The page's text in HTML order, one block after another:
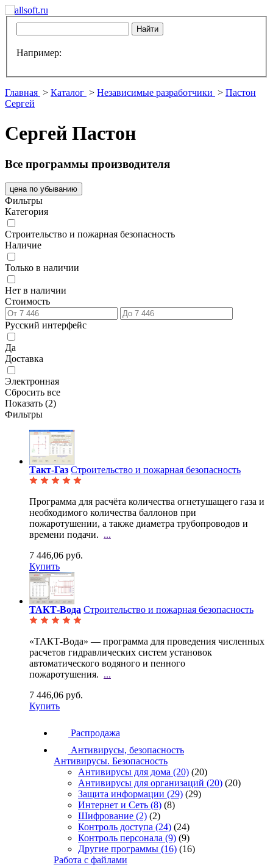
Например:
Главная > Каталог > Независимые разработчики > Пастон
Сергей
Сергей Пастон
Все программы производителя
цена по убыванию
Фильтры
Категория
Строительство и пожарная безопасность
Наличие
Только в наличии
Нет в наличии
Стоимость
Русский интерфейс
Да
Доставка
Электронная
Сбросить все
Показать (2)
Фильтры
Такт-Газ Строительство и пожарная безопасность
Программа для расчёта количества огнетушащего газа и
необходимого количества баллонов при
пожаротушении, а также диаметра трубопроводов и
времени подачи. ...
7 446,06 руб.
Купить
ТАКТ-Вода Строительство и пожарная безопасность
«ТАКТ-Вода» — программа для проведения численных
расчетов гидравлических систем установок
автоматического водяного и пенного
пожаротушения. ...
7 446,06 руб.
Купить
Распродажа
Антивирусы, безопасность
Антивирусы. Безопасность
Антивирусы для дома (20) (20)
Антивирусы для организаций (20) (20)
Защита информации (29) (29)
Интернет и Сеть (8) (8)
Шифрование (2) (2)
Контроль доступа (24) (24)
Контроль персонала (9) (9)
Другие программы (16) (16)
Работа с файлами